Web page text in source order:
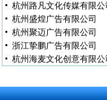
杭州路凡文化传媒有限公
杭州盛煌广告有限公司
杭州聚迈广告有限公司
浙江挚鹏广告有限公司
杭州海麦文化创意有限公